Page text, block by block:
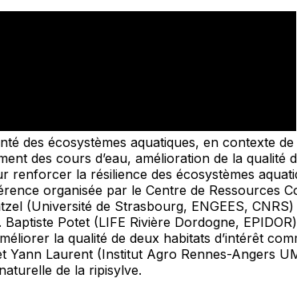
des écosystèmes aquatiques, en contexte
des cours d’eau, amélioration de la qualité
la résilience des écosystèmes
organisée par le Centre de Ressources
(Université de Strasbourg, ENGEES,
Potet (LIFE Rivière Dordogne,
la qualité de deux habitats d’intérêt
Yann Laurent (Institut Agro Rennes-Angers
de la ripisylve.